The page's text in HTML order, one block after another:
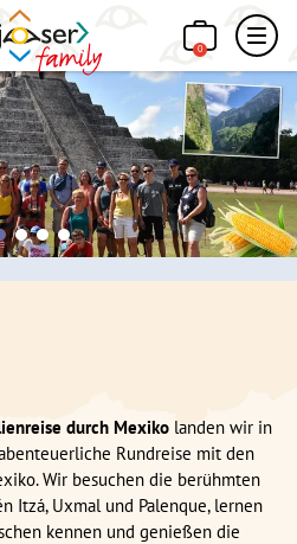
0
durch Mexiko landen wir in
Rundreise mit den
Wir besuchen die berühmten
Itzá, Uxmal und Palenque, lernen
kennen und genießen die